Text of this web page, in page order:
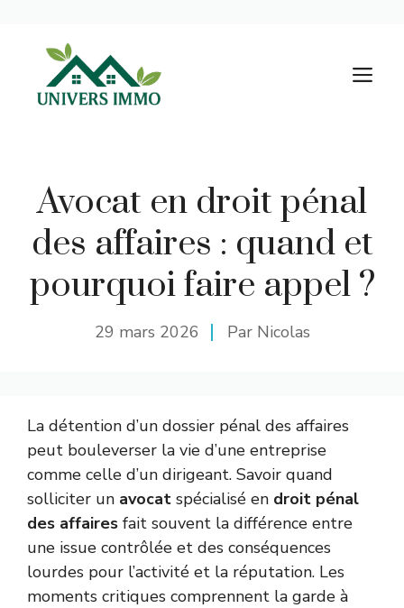
contenu
Avocat en droit pénal
des affaires : quand et
pourquoi faire appel ?
29 mars 2026 Par Nicolas
La détention d’un dossier pénal des affaires
peut bouleverser la vie d’une entreprise
comme celle d’un dirigeant. Savoir quand
solliciter un avocat spécialisé en droit pénal
des affaires fait souvent la différence entre
une issue contrôlée et des conséquences
lourdes pour l’activité et la réputation. Les
moments critiques comprennent la garde à